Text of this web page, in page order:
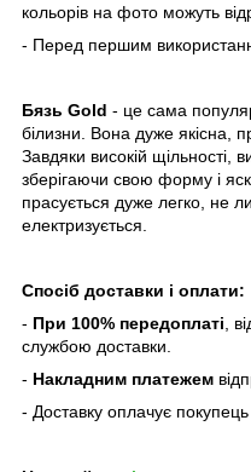
кольорів на фото можуть
- Перед першим
Бязь Gold - це сама
білизни. Вона дуже якісна,
Завдяки високій щільності,
зберігаючи свою форму і
прасується дуже легко, не
електризується.
Спосіб доставки і оплати:
- При 100% передоплаті ,
службою доставки.
- Накладним платежем
- Доставку оплачує